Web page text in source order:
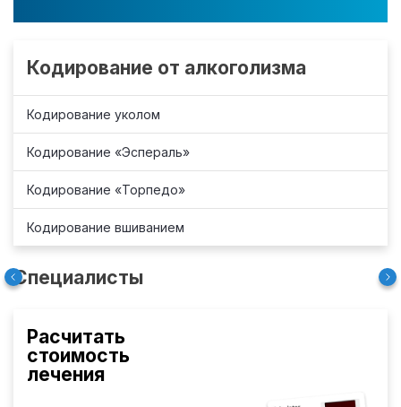
Кодирование от алкоголизма
Кодирование уколом
Кодирование «Эспераль»
Кодирование «Торпедо»
Кодирование вшиванием
Специалисты
Расчитать
стоимость
лечения